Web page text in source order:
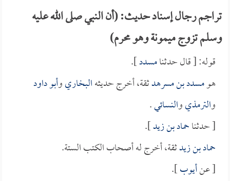
تراجم رجال إسناد حديث: (أن النبي صلى الله عليه
وسلم تزوج ميمونة وهو محرم)
قوله: [ قال حدثنامسدد].
هومسدد بن مسرهدثقة، أخرج حديثهالبخاريوأبو داود
والترمذيوالنسائي.
[ حدثناحماد بن زيد].
حماد بن زيدثقة، أخرج له أصحاب الكتب الستة.
[ عنأيوب].